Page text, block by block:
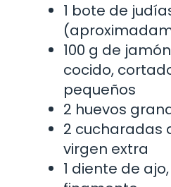
1 bote de
100 g de
cocido,
pequeños
2 huevos
2 cucharadas
virgen extra
1 diente de